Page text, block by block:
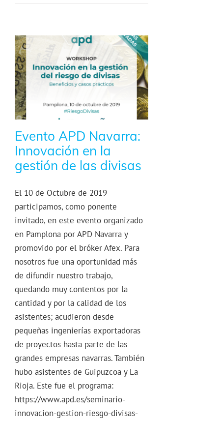
Evento APD Navarra:
Innovación en la
gestión de las divisas
El 10 de Octubre de 2019
participamos, como ponente
invitado, en este evento organizado
en Pamplona por APD Navarra y
promovido por el bróker Afex. Para
nosotros fue una oportunidad más
de difundir nuestro trabajo,
quedando muy contentos por la
cantidad y por la calidad de los
asistentes; acudieron desde
pequeñas ingenierías exportadoras
de proyectos hasta parte de las
grandes empresas navarras. También
hubo asistentes de Guipuzcoa y La
Rioja. Este fue el programa:
https://www.apd.es/seminario-
innovacion-gestion-riesgo-divisas-